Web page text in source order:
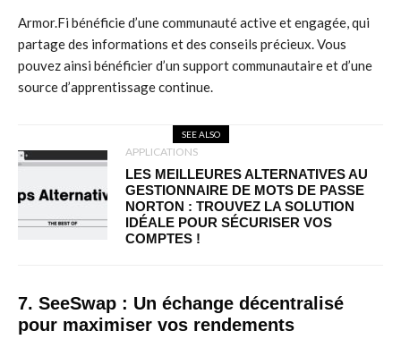
Armor.Fi bénéficie d’une communauté active et engagée, qui
partage des informations et des conseils précieux. Vous
pouvez ainsi bénéficier d’un support communautaire et d’une
source d’apprentissage continue.
SEE ALSO
APPLICATIONS
LES MEILLEURES ALTERNATIVES AU
GESTIONNAIRE DE MOTS DE PASSE
NORTON : TROUVEZ LA SOLUTION
IDÉALE POUR SÉCURISER VOS
COMPTES !
7. SeeSwap : Un échange décentralisé
pour maximiser vos rendements